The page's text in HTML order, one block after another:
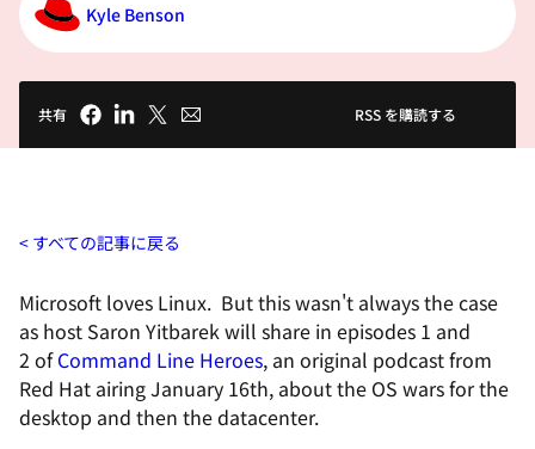
Kyle Benson
共有 RSS を購読する
すべての記事に戻る
Microsoft loves Linux. But this wasn't always the case
as host Saron Yitbarek will share in episodes 1 and
2 ofCommand Line Heroes, an original podcast from
Red Hat airing January 16th, about the OS wars for the
desktop and then the datacenter.